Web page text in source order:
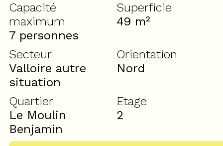
Capacité
maximum
7 personnes
Superficie
49 m²
Secteur
Valloire autre
situation
Orientation
Nord
Quartier
Le Moulin
Benjamin
Etage
2